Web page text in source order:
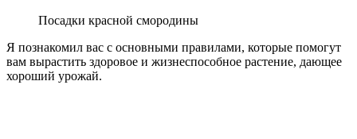
Посадки красной смородины
Я познакомил вас с основными правилами, которые помогут
вам вырастить здоровое и жизнеспособное растение, дающее
хороший урожай.